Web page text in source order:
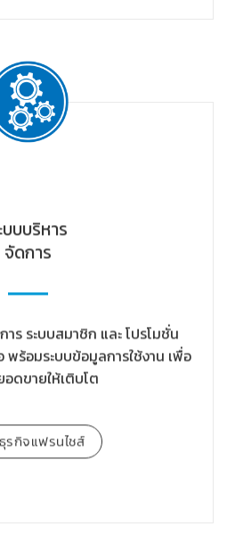
บบบริหาร
จัดการ
ร ระบบสมาชิก และ โปรโมชั่น
ร้อมระบบข้อมูลการใช้งาน เพื่อ
ดขายให้เติบโต
รกิจแฟรนไชส์